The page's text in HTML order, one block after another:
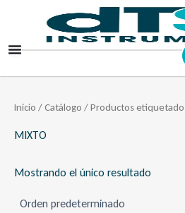
contenido
Inicio /Catálogo / Productos
MIXTO
Mostrando el único resultado